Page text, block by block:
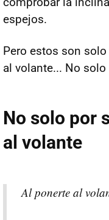
espejos.
Pero estos son
al volante... No
No solo por
al volante
Al ponerte al